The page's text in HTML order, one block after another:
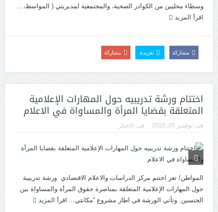
وسطاء محليين من الكوادر الصحية، والمجتمعية لمديريتي ( المواسط،...
اقرأ المزيد
مشاركة تغريدة مشاركة
اختتام ورشة تدريبيه حول المهارات الإعلامية
المتعلقة بقضايا المرأة والمساواة في الاعلام
فى: نوفمبر 05, 2020 فى: الاخبار
المواطن/ تعز اختتم مركز الدراسات والاعلام الاقتصادي ورشة تدريبية
حول المهارات الإعلامية المتعلقة بمناصرة حقوق المرأة والمساواة بين
الجنسين. وتأتي الورشة في اطار مشروع “مكانتي... اقرأ المزيد